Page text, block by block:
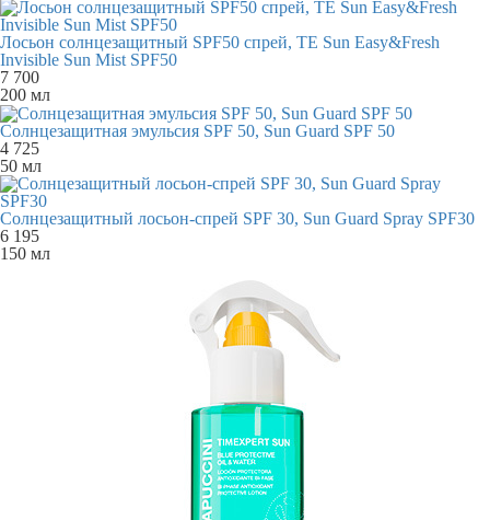
Лосьон солнцезащитный SPF50 спрей, TE Sun Easy&Fresh
Invisible Sun Mist SPF50
7 700
200 мл
Солнцезащитная эмульсия SPF 50, Sun Guard SPF 50
4 725
50 мл
Солнцезащитный лосьон-спрей SPF 30, Sun Guard Spray SPF30
6 195
150 мл